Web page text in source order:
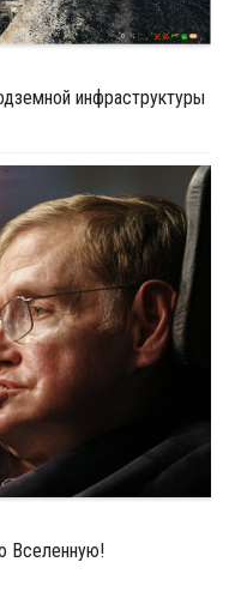
инфраструктуры
Вселенную!